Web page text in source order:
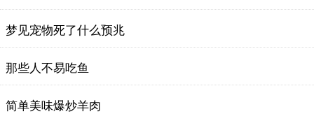
梦见宠物死了什么预兆
那些人不易吃鱼
简单美味爆炒羊肉